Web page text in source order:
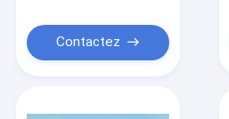
Contactez